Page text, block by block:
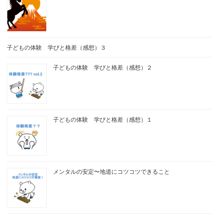
子どもの体験 学びと格差（感想）３
子どもの体験 学びと格差（感想）２
子どもの体験 学びと格差（感想）１
メンタルの安定〜地道にコツコツできること